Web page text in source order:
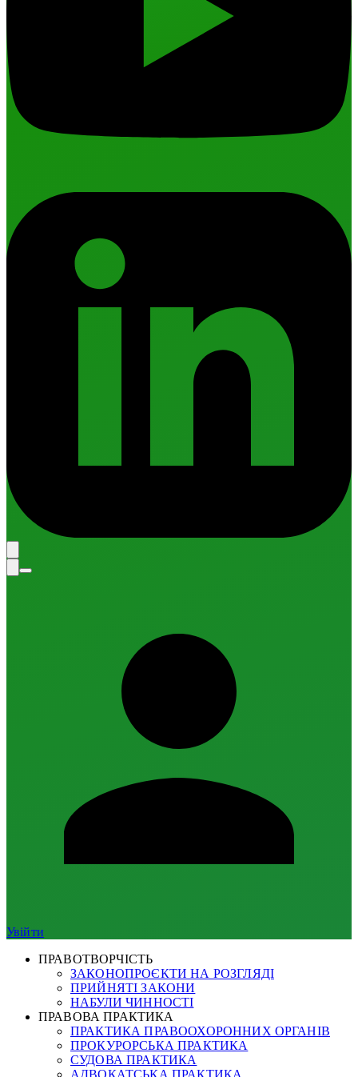
Увійти
ПРАВОТВОРЧІСТЬ
ЗАКОНОПРОЄКТИ НА РОЗГЛЯДІ
ПРИЙНЯТІ ЗАКОНИ
НАБУЛИ ЧИННОСТІ
ПРАВОВА ПРАКТИКА
ПРАКТИКА ПРАВООХОРОННИХ ОРГАНІВ
ПРОКУРОРСЬКА ПРАКТИКА
СУДОВА ПРАКТИКА
АДВОКАТСЬКА ПРАКТИКА